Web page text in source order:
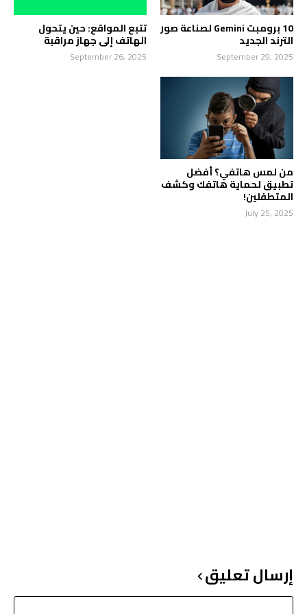
10 برومبت Gemini لصناعة صور
الترند الجديد
September 29, 2025
تتبع المواقع: حين يتحول
الهاتف إلى جهاز مراقبة
September 26, 2025
من لمس هاتفي؟ أفضل
تطبيق لحماية هاتفك وكشف
المتطفلين!
July 25, 2025
إرسال تعليق